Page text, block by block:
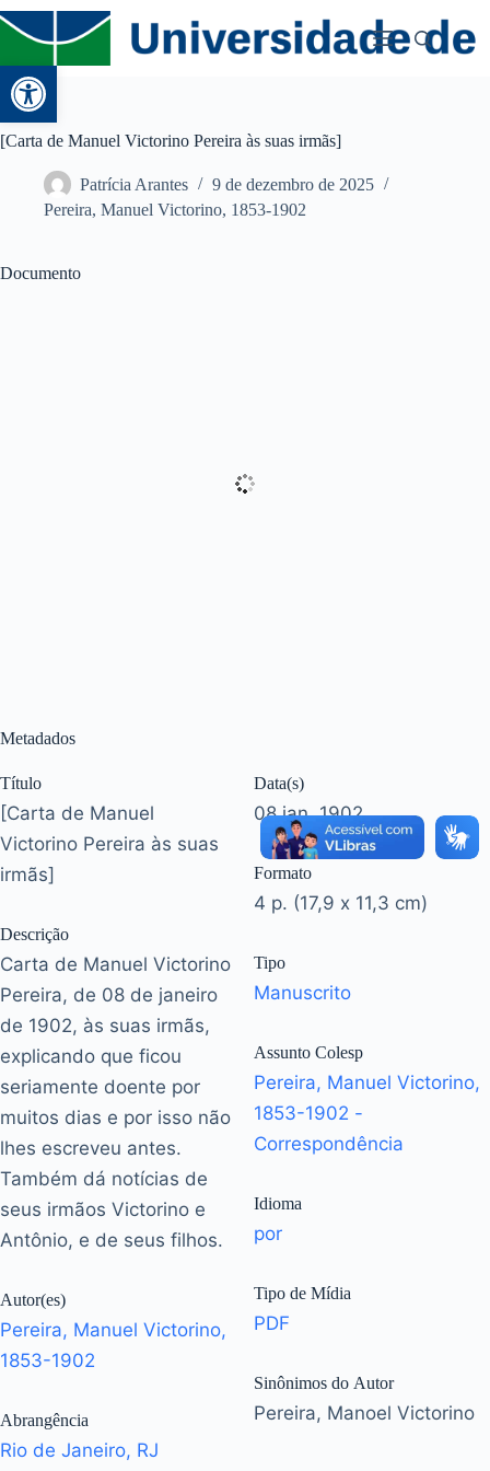
Abrir a barra de ferramentas
[Carta de Manuel Victorino Pereira às suas irmãs]
Patrícia Arantes
9 de dezembro de 2025
Pereira, Manuel Victorino, 1853-1902
Documento
Metadados
Título
[Carta de Manuel
Victorino Pereira às suas
irmãs]
Descrição
Carta de Manuel Victorino
Pereira, de 08 de janeiro
de 1902, às suas irmãs,
explicando que ficou
seriamente doente por
muitos dias e por isso não
lhes escreveu antes.
Também dá notícias de
seus irmãos Victorino e
Antônio, e de seus filhos.
Autor(es)
Pereira, Manuel Victorino,
1853-1902
Abrangência
Rio de Janeiro, RJ
Data(s)
08 jan. 1902
Formato
4 p. (17,9 x 11,3 cm)
Tipo
Manuscrito
Assunto Colesp
Pereira, Manuel Victorino,
1853-1902 -
Correspondência
Idioma
por
Tipo de Mídia
PDF
Sinônimos do Autor
Pereira, Manoel Victorino